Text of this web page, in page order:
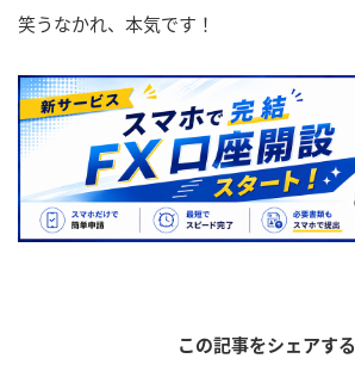
笑うなかれ、本気です！
この記事をシェアする